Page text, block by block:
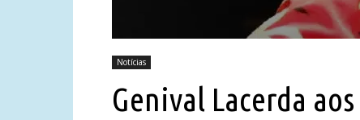
Notícias
Genival Lacerda